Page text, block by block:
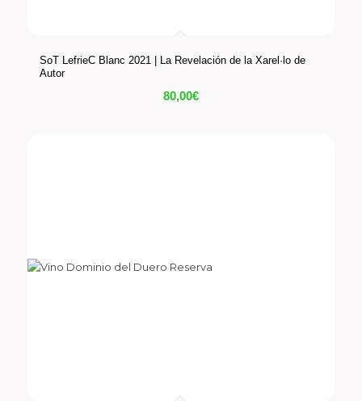
SoT LefrieC Blanc 2021 | La Revelación de la Xarel·lo de
Autor
80,00€